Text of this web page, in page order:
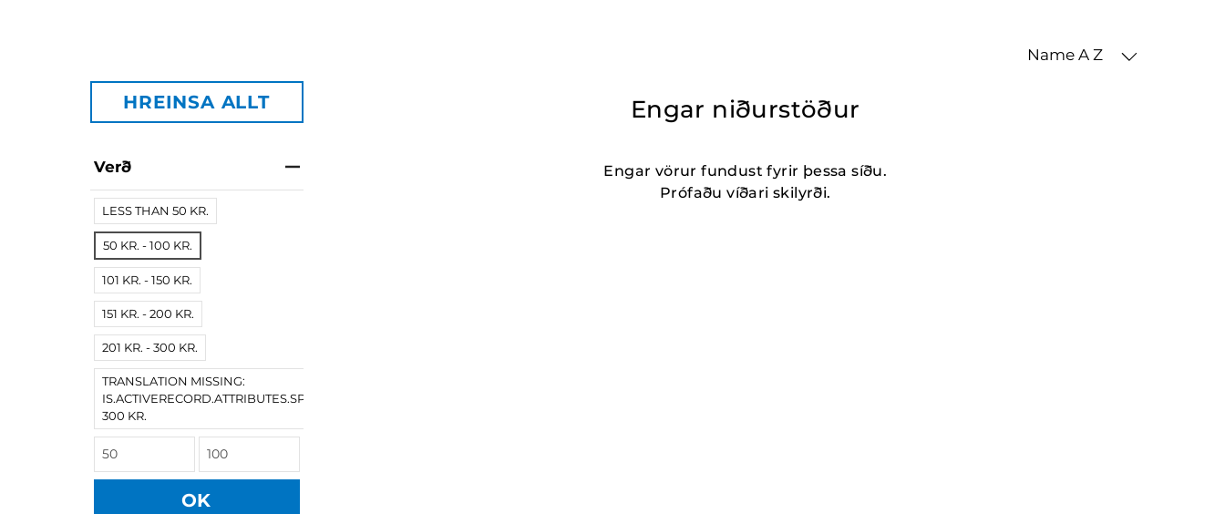
Name A Z
HREINSA ALLT
Verð
LESS THAN 50 KR.
50 KR. - 100 KR.
101 KR. - 150 KR.
151 KR. - 200 KR.
201 KR. - 300 KR.
TRANSLATION MISSING:
IS.ACTIVERECORD.ATTRIBUTES.SPREE/PRODUCT.MORE_THAN
300 KR.
OK
Engar niðurstöður
Engar vörur fundust fyrir þessa síðu.
Prófaðu víðari skilyrði.